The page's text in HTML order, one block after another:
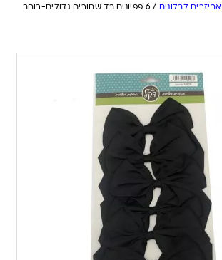
אביזרים לבלונים /
6 פפיונים בד שחורים גדולים-רוחב